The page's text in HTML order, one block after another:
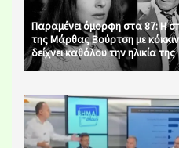
Παραμένει όμορφη στα 87: Η
της Μάρθας Βούρτση με
δείχνει καθόλου την ηλικία της